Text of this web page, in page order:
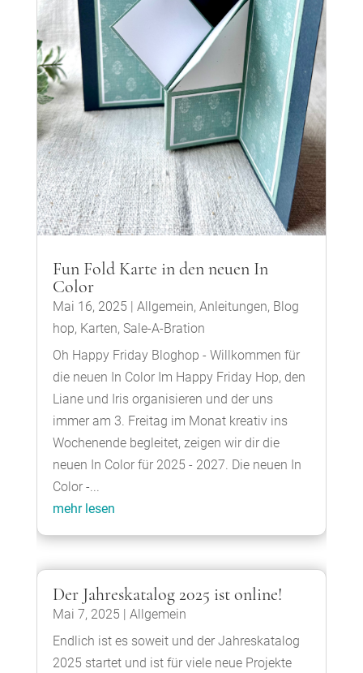
Fun Fold Karte in den neuen In
Color
Mai 16, 2025 | Allgemein, Anleitungen, Blog
hop, Karten, Sale-A-Bration
Oh Happy Friday Bloghop - Willkommen für
die neuen In Color Im Happy Friday Hop, den
Liane und Iris organisieren und der uns
immer am 3. Freitag im Monat kreativ ins
Wochenende begleitet, zeigen wir dir die
neuen In Color für 2025 - 2027. Die neuen In
Color -...
mehr lesen
Der Jahreskatalog 2025 ist online!
Mai 7, 2025 | Allgemein
Endlich ist es soweit und der Jahreskatalog
2025 startet und ist für viele neue Projekte